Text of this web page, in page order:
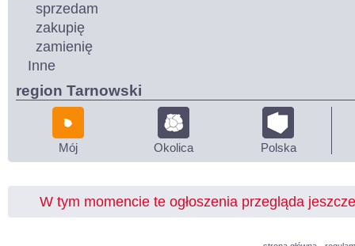
sprzedam
zakupię
zamienię
Inne
region Tarnowski
Mój Okolica Polska
W tym momencie te ogłoszenia przegląda